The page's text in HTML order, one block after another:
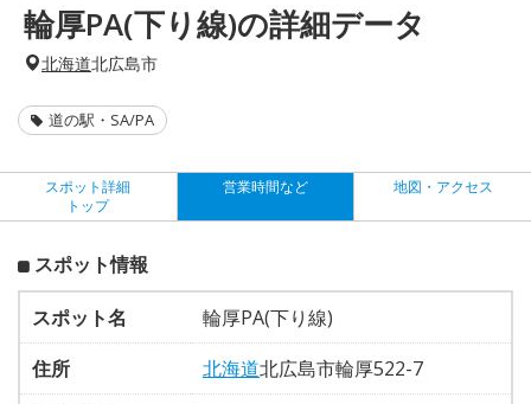
輪厚PA(下り線)の詳細データ
北海道北広島市
道の駅・SA/PA
スポット詳細
トップ
営業時間など 地図・アクセス
スポット情報
スポット名
輪厚PA(下り線)
住所
北海道北広島市輪厚522-7